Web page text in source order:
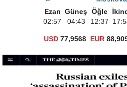
Ezan Güneş Öğle
02:57
04:43 12:37
USD 77,9568 EUR